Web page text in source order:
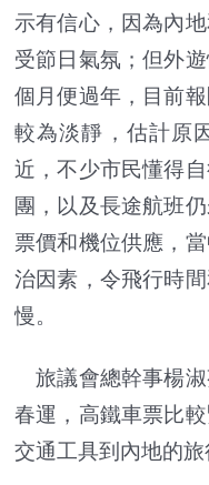
示有信心，因為內
受節日氣氛；但外
個月便過年，目前
較為淡靜，估計原
近，不少市民懂得
團，以及長途航班
票價和機位供應，
治因素，令飛行時
慢。
旅議會總幹事楊淑
春運，高鐵車票比
交通工具到內地的旅